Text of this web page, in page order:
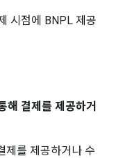
시점에 BNPL 제공
결제를 제공하거
제를 제공하거나 수